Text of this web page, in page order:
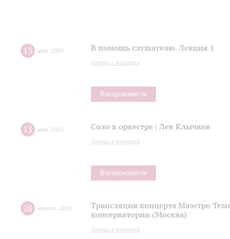
13 мая 2020 В помощь слушателю. Лекция 1
Запись с концерта
Воспроизвести
13 мая 2020 Соло в оркестре | Лев Клычков
Запись с концерта
Воспроизвести
28 апреля 2019
Трансляция концерта Маэстро
консерватории (Москва)
Запись с концерта